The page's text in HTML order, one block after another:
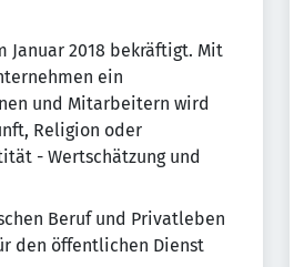
Januar 2018 bekräftigt. Mit
ein
und Mitarbeitern wird
Religion oder
- Wertschätzung und
Beruf und Privatleben
den öffentlichen Dienst